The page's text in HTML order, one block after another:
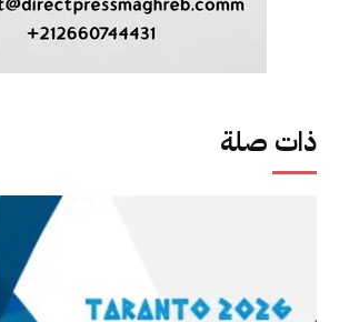
ذات صلة